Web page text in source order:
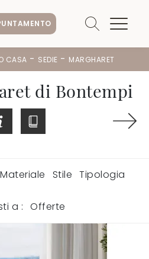
CASA - SEDIE - MARGHARET
di Bontempi
Materiale Stile Tipologia
a : Offerte